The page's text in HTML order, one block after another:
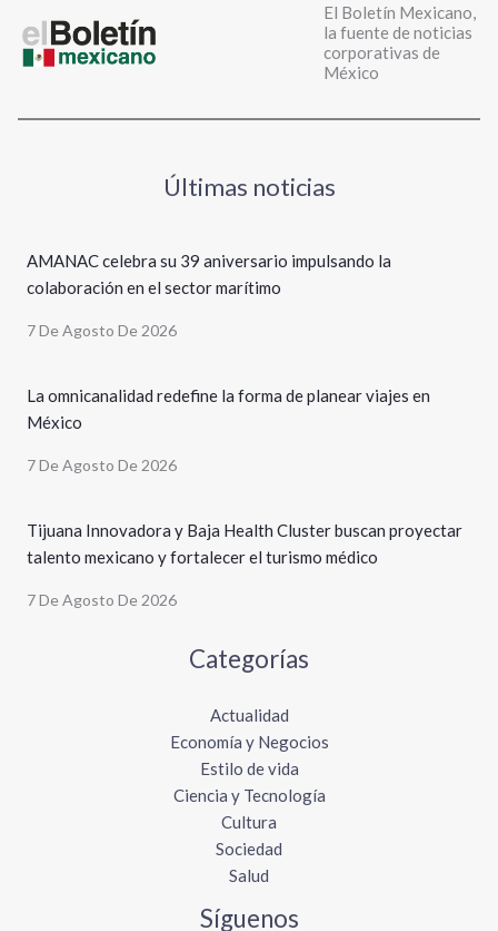
El Boletín Mexicano,
la fuente de noticias
corporativas de
México
Últimas noticias
AMANAC celebra su 39 aniversario impulsando la
colaboración en el sector marítimo
7 De Agosto De 2026
La omnicanalidad redefine la forma de planear viajes en
México
7 De Agosto De 2026
Tijuana Innovadora y Baja Health Cluster buscan proyectar
talento mexicano y fortalecer el turismo médico
7 De Agosto De 2026
Categorías
Actualidad
Economía y Negocios
Estilo de vida
Ciencia y Tecnología
Cultura
Sociedad
Salud
Síguenos